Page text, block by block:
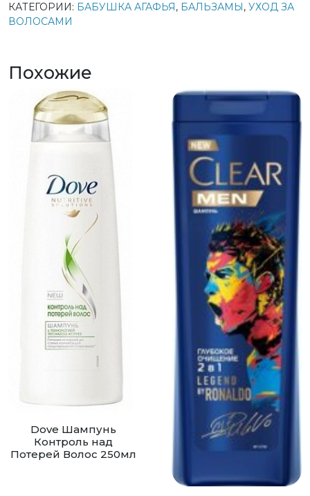
КАТЕГОРИИ: БАБУШКА АГАФЬЯ, БАЛЬЗАМЫ, УХОД ЗА
ВОЛОСАМИ
Похожие
Dove Шампунь
Контроль над
Потерей Волос 250мл